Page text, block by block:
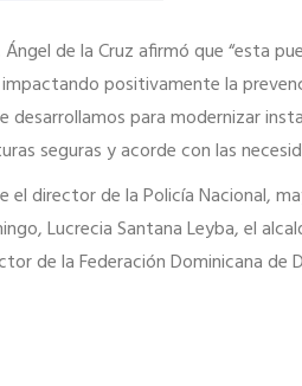
de la Cruz afirmó que “esta
positivamente la
para modernizar
seguras y acorde con las
director de la Policía Nacional,
Lucrecia Santana Leyba, el
de la Federación Dominicana de